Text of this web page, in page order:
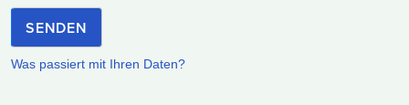
SENDEN
Was passiert mit Ihren Daten?